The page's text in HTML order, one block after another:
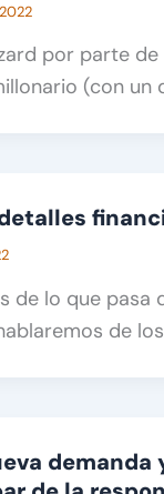
por parte
(con un
de lo que pasa
de
demanda